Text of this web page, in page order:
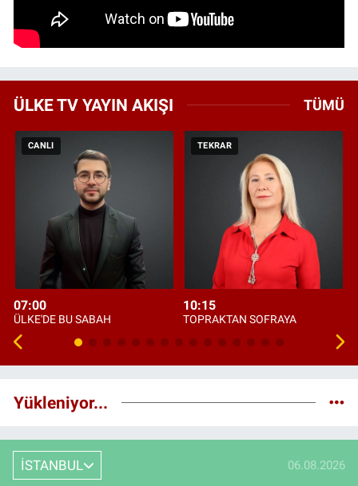
ÜLKE TV YAYIN AKIŞI TÜMÜ
CANLI
07:00
ÜLKE'DE BU SABAH
TEKRAR
10:15
TOPRAKTAN SOFRAYA
Yükleniyor...
İSTANBUL 06.08.2026